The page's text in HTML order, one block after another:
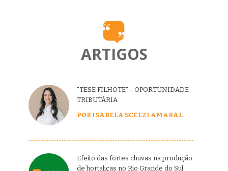
ARTIGOS
"TESE FILHOTE" - OPORTUNIDADE
TRIBUTÁRIA
POR ISABELA SCELZI AMARAL
Efeito das fortes chuvas na produção
de hortaliças no Rio Grande do Sul